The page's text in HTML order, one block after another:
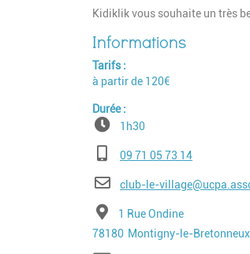
Kidiklik vous souhaite un très
Tarifs
à partir de 120€
Durée
1h30
Téléphone09 71 05 73 14
E-mailclub-le-
Adresse1 Rue Ondine
Code postal
78180 Ville
Montigny-le-Bretonneux